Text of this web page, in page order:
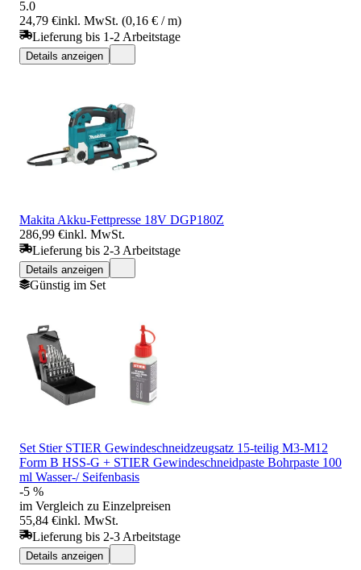
5.0
24,79 €inkl. MwSt. (0,16 € / m)
Lieferung bis 1-2 Arbeitstage
Details anzeigen
Makita Akku-Fettpresse 18V DGP180Z
286,99 €inkl. MwSt.
Lieferung bis 2-3 Arbeitstage
Details anzeigen
Günstig im Set
Set Stier STIER Gewindeschneidzeugsatz 15-teilig M3-M12
Form B HSS-G + STIER Gewindeschneidpaste Bohrpaste 100
ml Wasser-/ Seifenbasis
-5 %
im Vergleich zu Einzelpreisen
55,84 €inkl. MwSt.
Lieferung bis 2-3 Arbeitstage
Details anzeigen